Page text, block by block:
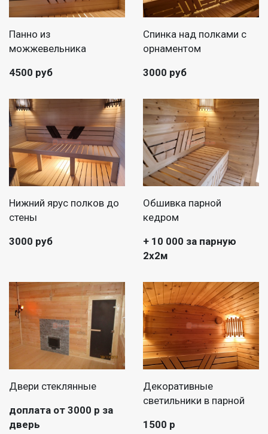
Панно из
можжевельника
4500 руб
Спинка над полками с
орнаментом
3000 руб
Нижний ярус полков до
стены
3000 руб
Обшивка парной
кедром
+ 10 000 за парную
2х2м
Двери стеклянные
доплата от 3000 р за
дверь
Декоративные
светильники в парной
1500 р